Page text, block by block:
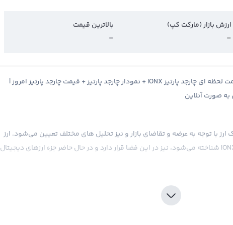
ارزش بازار (مارکت کپ)
-
بالاترین قیمت
-
قیمت چارجد پارتیز Charged Particles + قیمت لحظه ای چارجد پارتیز IONX + نمودار چارجد پارتیز + قیمت چارجد پارتیز امروز |
به صورت آنلاین
با توجه به عرضه و تقاضای بازار و نیز تحلیل های مختلف تعیین می‌شود. ارز
دیجیتال جدید چارجد پارتیز که توسط نماد IONX شناخته می‌شود، نیز در این فضا قرار دارد و در حال حاضر جزء ارزهای دیجیتال
منحصر به فرد باعث شده است تا چارجد پارتیز در بین سرمایه گذاران، تجار و